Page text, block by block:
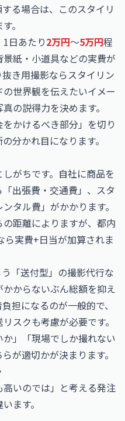
る場合は、このスタイリ
。
日あたり2万円〜5万円程
紙・小道具などの実費が
き用撮影ならスタイリン
世界観を伝えたいイメー
の説得力を決めます。
をかけるべき部分」を切り
分かれ目になります。
がちです。自社に商品を
出張費・交通費」、スタ
タル費」がかかります。
距離によりますが、都内
ら実費+日当が加算されま
「送付型」の撮影代行な
からないぶん総額を抑え
担になるのが一般的で、
スクも考慮が必要です。
か」「現場でしか撮れない
が適切かが決まります。
高いのでは」と考える発注
ます。